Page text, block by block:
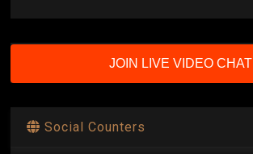
JOIN LIVE VIDEO CHAT
Social Counters